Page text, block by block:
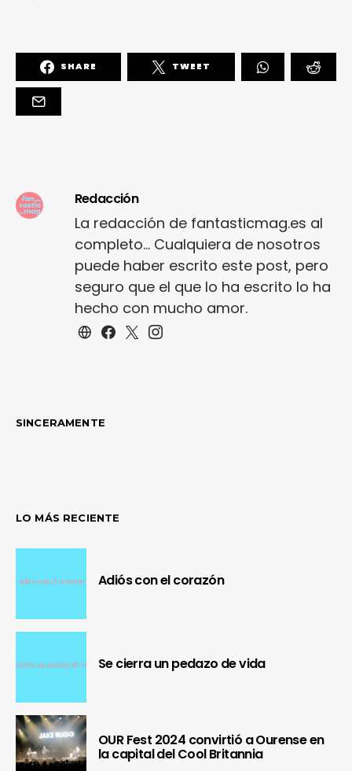
SHARE TWEET
Redacción
La redacción de fantasticmag.es al
completo... Cualquiera de nosotros
puede haber escrito este post, pero
seguro que el que lo ha escrito lo ha
hecho con mucho amor.
SINCERAMENTE
LO MÁS RECIENTE
Adiós con el corazón
Se cierra un pedazo de vida
OUR Fest 2024 convirtió a Ourense en
la capital del Cool Britannia